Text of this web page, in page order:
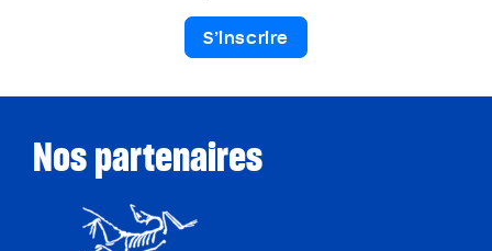
S’inscrire
Nos partenaires